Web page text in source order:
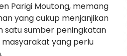
Parigi Moutong, memang
yang cukup menjanjikan
satu sumber peningkatan
yang perlu